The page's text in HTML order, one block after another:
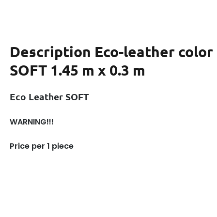
Description Eco-leather color
SOFT 1.45 m x 0.3 m
Eco Leather SOFT
WARNING!!!
Price per 1 piece